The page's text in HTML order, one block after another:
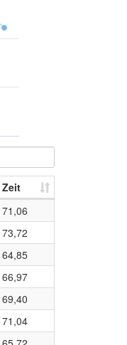
Zeit
71,06
73,72
64,85
66,97
69,40
71,04